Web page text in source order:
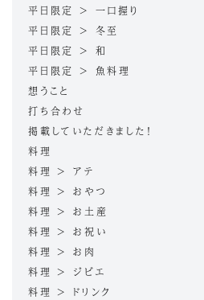
平日限定 > 一口握り
平日限定 > 冬至
平日限定 > 和
平日限定 > 魚料理
想うこと
打ち合わせ
掲載していただきました！
料理
料理 > アテ
料理 > おやつ
料理 > お土産
料理 > お祝い
料理 > お肉
料理 > ジビエ
料理 > ドリンク